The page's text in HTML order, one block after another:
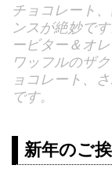
チョコレート
ンスが絶妙です
ービター＆オ
ワッフルのザ
ョコレート、
です。
新年のご